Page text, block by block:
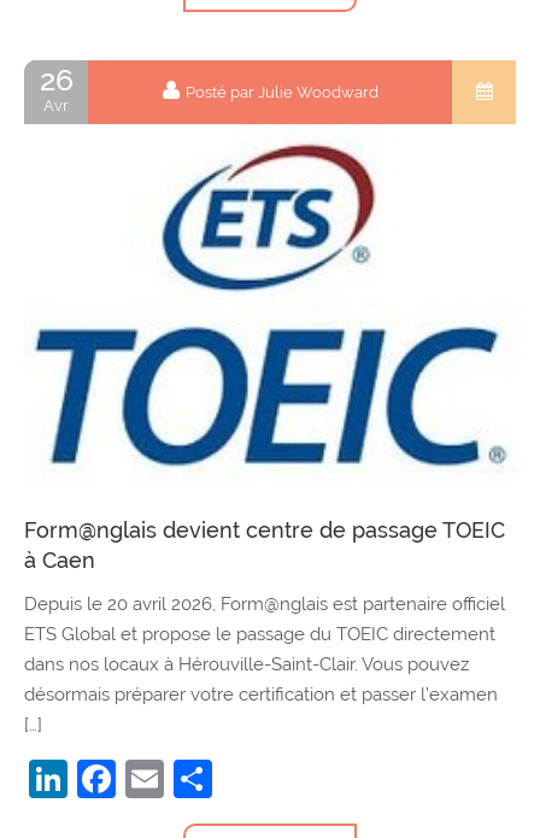
26
Avr
Posté par Julie Woodward
Form@nglais devient centre de passage TOEIC
à Caen
Depuis le 20 avril 2026, Form@nglais est partenaire officiel
ETS Global et propose le passage du TOEIC directement
dans nos locaux à Hérouville-Saint-Clair. Vous pouvez
désormais préparer votre certification et passer l’examen
[…]
LinkedIn
Facebook
Email